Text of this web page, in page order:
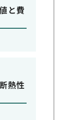
と費
熱性